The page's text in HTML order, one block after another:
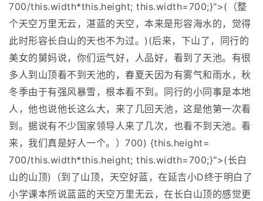
700/this.width*this.height; this.width=700;}">(（整
个天空万里无云，湛蓝的天空，本来是形容海水的，觉得
此时形容长白山的天也不为过。)(后来，下山了，同行的
美女的舅妈说，你们运气好，人品好，看到了天池。有很
多人到山顶看不到天池的，春夏天因为有雾气和雨水，秋
冬季由于有强风暴雪，根本看不到。同行的小同事是本地
人，他也说他长这么大，来了几回天池，这是他第一次看
到。据说有不少国家领导人来了几次，也看不到天池。看
来，我们真是好人一个。）700) {this.height=
700/this.width*this.height; this.width=700;}">(长白
山的山顶)（到了山顶，天空好蓝，在延吉小D终于明白了
小学课本所说蓝蓝的天空万里无云，在长白山顶的感觉更